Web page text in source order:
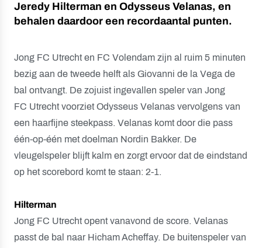
Jeredy Hilterman en Odysseus Velanas, en
behalen daardoor een recordaantal punten.
Jong FC Utrecht en FC Volendam zijn al ruim 5 minuten
bezig aan de tweede helft als Giovanni de la Vega de
bal ontvangt. De zojuist ingevallen speler van Jong
FC Utrecht voorziet Odysseus Velanas vervolgens van
een haarfijne steekpass. Velanas komt door die pass
één-op-één met doelman Nordin Bakker. De
vleugelspeler blijft kalm en zorgt ervoor dat de eindstand
op het scorebord komt te staan: 2-1.
Hilterman
Jong FC Utrecht opent vanavond de score. Velanas
passt de bal naar Hicham Acheffay. De buitenspeler van